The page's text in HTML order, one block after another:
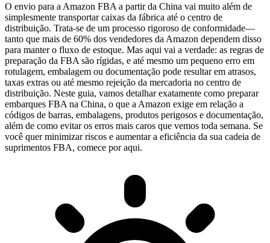
O envio para a Amazon FBA a partir da China vai muito além de
simplesmente transportar caixas da fábrica até o centro de
distribuição. Trata-se de um processo rigoroso de conformidade—
tanto que mais de 60% dos vendedores da Amazon dependem disso
para manter o fluxo de estoque. Mas aqui vai a verdade: as regras de
preparação da FBA são rígidas, e até mesmo um pequeno erro em
rotulagem, embalagem ou documentação pode resultar em atrasos,
taxas extras ou até mesmo rejeição da mercadoria no centro de
distribuição. Neste guia, vamos detalhar exatamente como preparar
embarques FBA na China, o que a Amazon exige em relação a
códigos de barras, embalagens, produtos perigosos e documentação,
além de como evitar os erros mais caros que vemos toda semana. Se
você quer minimizar riscos e aumentar a eficiência da sua cadeia de
suprimentos FBA, comece por aqui.